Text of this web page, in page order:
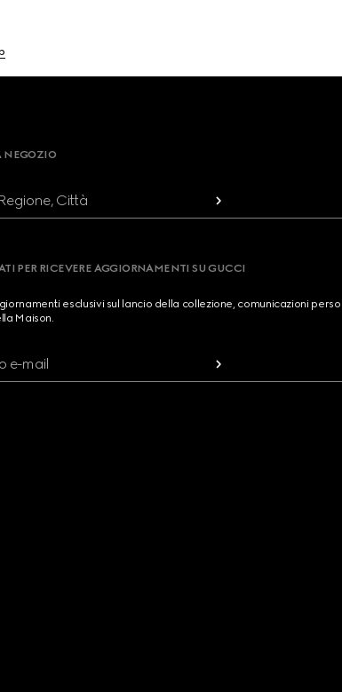
NEGOZIO
Città
PER RICEVERE AGGIORNAMENTI SU GUCCI
esclusivi sul lancio della collezione, comunicazioni
Maison.
e-mail